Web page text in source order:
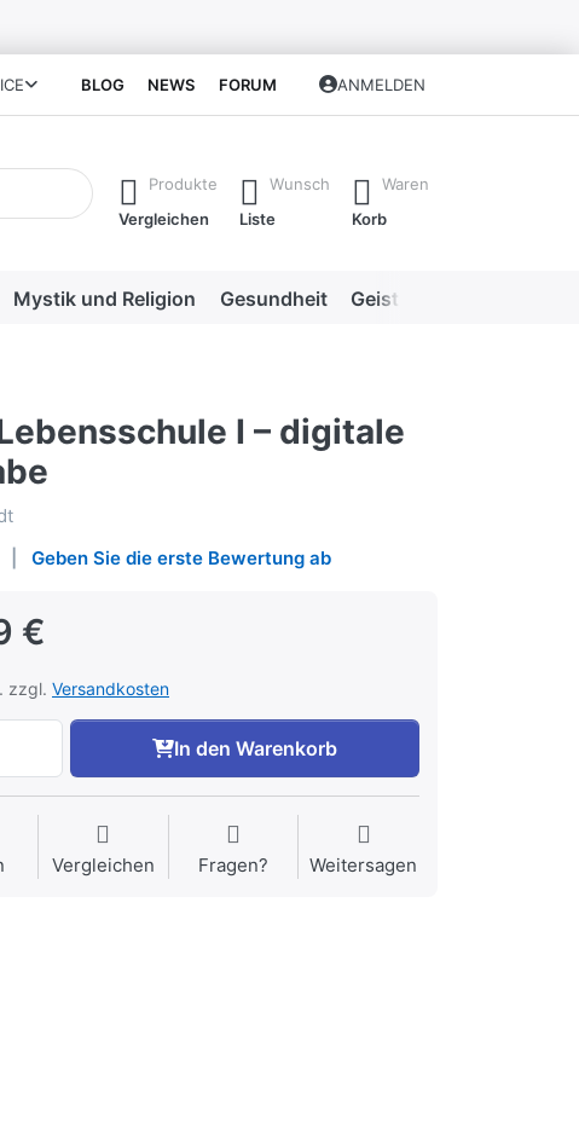
BLOG NEWS FORUM ANMELDEN
erste Ergebnisse. Drücken Sie die Eingabetaste, um alle
Produkte
Vergleichen
Wunsch
Liste
Waren
Korb
Mystik und Religion Gesundheit Geistige Heilweisen
I – digitale
Geben Sie die erste Bewertung ab
€
zzgl. Versandkosten
In den Warenkorb
Vergleichen Fragen? Weitersagen